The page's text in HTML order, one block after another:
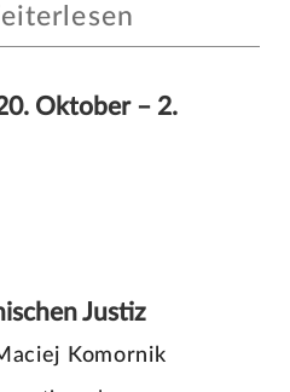
Oktober – 2.
Justiz
Komornik